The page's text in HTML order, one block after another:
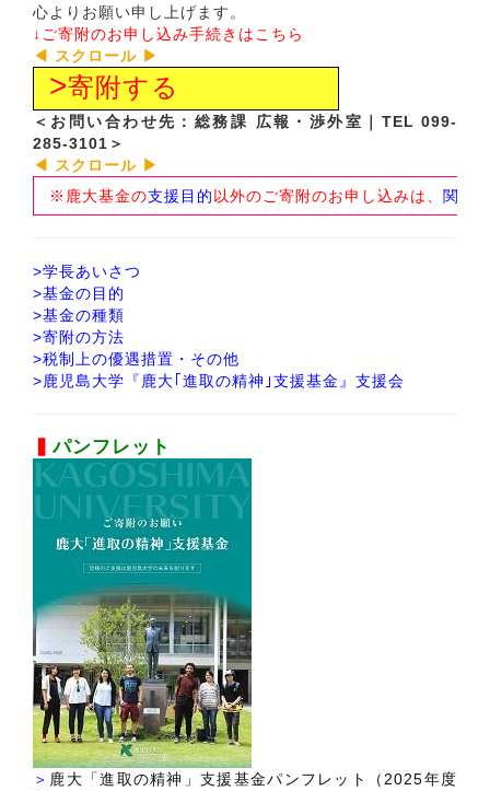
心よりお願い申し上げます。
↓ご寄附のお申し込み手続きはこちら
>寄附する
＜お問い合わせ先：総務課 広報・渉外室｜TEL 099-
285-3101＞
※鹿大基金の支援目的 以外のご寄附のお申し込みは、 関連
>学長あいさつ
>基金の目的
>基金の種類
>寄附の方法
>税制上の優遇措置・その他
>鹿児島大学『鹿大｢進取の精神｣支援基金』支援会
▍パンフレット
＞ 鹿大「進取の精神」支援基金パンフレット（2025年度